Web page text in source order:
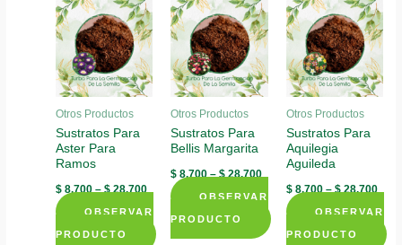
Otros Productos
Sustratos Para
Aster Para
Ramos
$ 8.700–$28.700
OBSERVAR
PRODUCTO
Otros Productos
Sustratos Para
Bellis Margarita
$ 8.700–$28.700
OBSERVAR
PRODUCTO
This
Otros Productos
Sustratos Para
Aquilegia
Aguileda
$8.700–$28.700
OBSERVAR
PRODUCTO